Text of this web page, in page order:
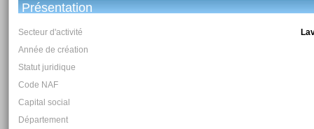
Présentation
Secteur d'activité
Année de création
Statut juridique
Code NAF
Capital social
Département